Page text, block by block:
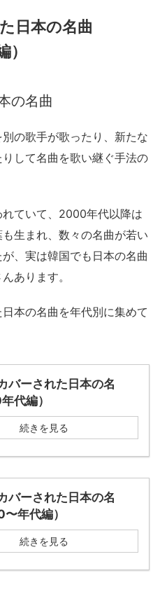
日本の名曲
の名曲
の歌手が歌ったり、新たな
して名曲を歌い継ぐ手法の
ていて、2000年代以降は
生まれ、数々の名曲が若い
、実は韓国でも日本の名曲
あります。
本の名曲を年代別に集めて
バーされた日本の名
代編）
続きを見る
バーされた日本の名
年代編）
続きを見る